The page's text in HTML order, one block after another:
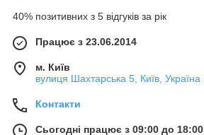
40% позитивних з 5 відгуків за рік
Працює з 23.06.2014
м. Київ
вулиця Шахтарська 5, Київ, Україна
Контакти
Сьогодні працює з 09:00 до 18:00